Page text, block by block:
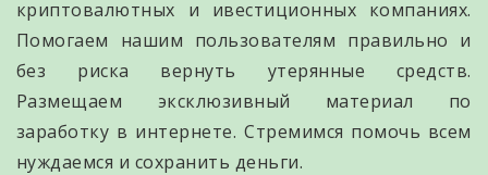
криптовалютных и ивестиционных компаниях.
Помогаем нашим пользователям правильно и
без риска вернуть утерянные средств.
Размещаем эксклюзивный материал по
заработку в интернете. Стремимся помочь всем
нуждаемся и сохранить деньги.